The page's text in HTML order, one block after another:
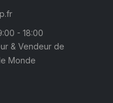
- 18:00
& Vendeur de
Monde